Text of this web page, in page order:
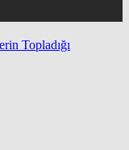
Topladığı